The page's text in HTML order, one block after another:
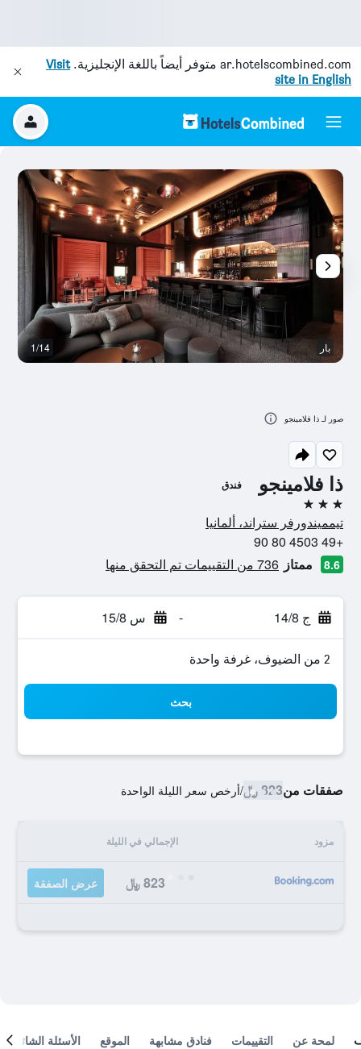
ar.hotelscombined.com متوفر أيضاً باللغة الإنجليزية.Visit
site in English
ذا فلامينجو فندق
3 نجوم
تيمميندورفر ستراند، ألمانيا
+49 4503 80 90
8.6 ممتاز 736 من التقييمات تم التحقق منها
ج 14/8 - س 15/8
2 من الضيوف، غرفة واحدة
بحث
صفقات من823 ﷼ /أرخص سعر الليلة الواحدة
مزود الإجمالي في الليلة
823 ﷼ عرض الصفقة
بار 1/14
صور لـ ذا فلامينجو
لمحة عن التقييمات فنادق مشابهة الموقع الأسئلة الشائعة